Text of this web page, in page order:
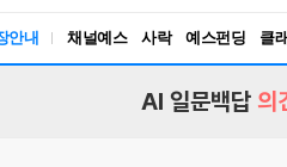
안내 채널예스 사락 예스펀딩 클
AI 일문백답 의